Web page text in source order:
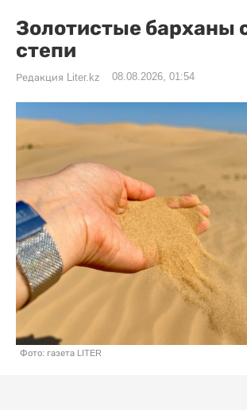
Золотистые барханы
степи
Редакция Liter.kz 08.08.2026, 01:54
Фото: газета LITER